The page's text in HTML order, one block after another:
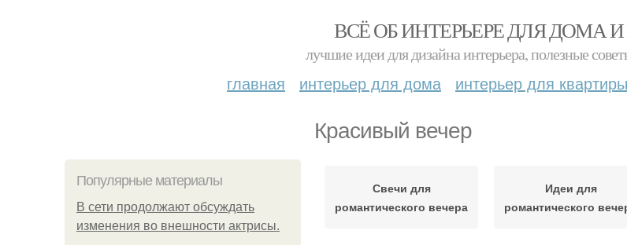
ВСЁ ОБ ИНТЕРЬЕРЕ ДЛЯ ДОМА
лучшие идеи для дизайна интерьера, полезные
главная интерьер для дома интерьер для квартиры
Красивый вечер
Популярные материалы
В сети продолжают обсуждать
изменения во внешности актрисы.
Свечи для
романтического вечера
Идеи для
романтического